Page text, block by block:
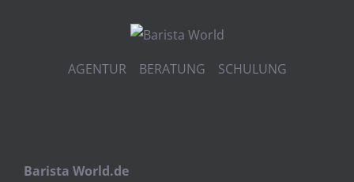
AGENTUR BERATUNG SCHULUNG
Barista World.de